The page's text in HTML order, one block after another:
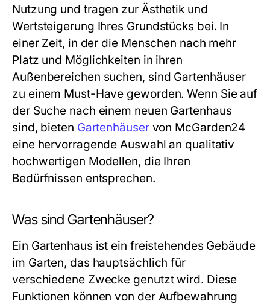
Nutzung und tragen zur Ästhetik und
Wertsteigerung Ihres Grundstücks bei. In
einer Zeit, in der die Menschen nach mehr
Platz und Möglichkeiten in ihren
Außenbereichen suchen, sind Gartenhäuser
zu einem Must-Have geworden. Wenn Sie auf
der Suche nach einem neuen Gartenhaus
sind, bieten Gartenhäuservon McGarden24
eine hervorragende Auswahl an qualitativ
hochwertigen Modellen, die Ihren
Bedürfnissen entsprechen.
Was sind Gartenhäuser?
Ein Gartenhaus ist ein freistehendes Gebäude
im Garten, das hauptsächlich für
verschiedene Zwecke genutzt wird. Diese
Funktionen können von der Aufbewahrung